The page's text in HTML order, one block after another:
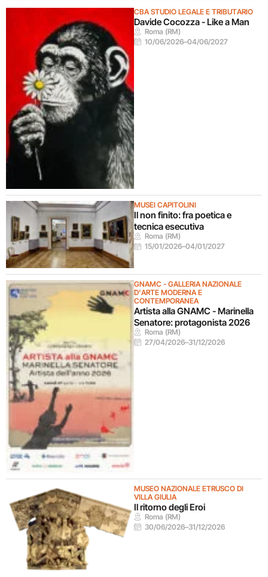
CBA STUDIO LEGALE E TRIBUTARIO
Davide Cocozza - Like a Man
Roma (RM)
10/06/2026–04/06/2027
MUSEI CAPITOLINI
Il non finito: fra poetica e
tecnica esecutiva
Roma (RM)
15/01/2026–04/01/2027
GNAMC - GALLERIA NAZIONALE
D'ARTE MODERNA E
CONTEMPORANEA
Artista alla GNAMC - Marinella
Senatore: protagonista 2026
Roma (RM)
27/04/2026–31/12/2026
MUSEO NAZIONALE ETRUSCO DI
VILLA GIULIA
Il ritorno degli Eroi
Roma (RM)
30/06/2026–31/12/2026